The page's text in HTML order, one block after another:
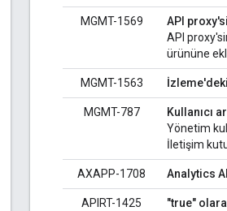
MGMT-1569
API
API
ürününe
MGMT-1563
MGMT-787
Kullanıcı
Yönetim
İletişim
AXAPP-1708 Analytics
APIRT-1425 "true"